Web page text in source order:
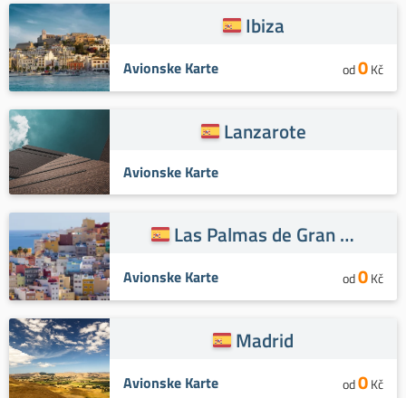
Ibiza
Avionske Karte od0Kč
Lanzarote
Avionske Karte
Las Palmas de Gran Kanaria
Avionske Karte od0Kč
Madrid
Avionske Karte od0Kč